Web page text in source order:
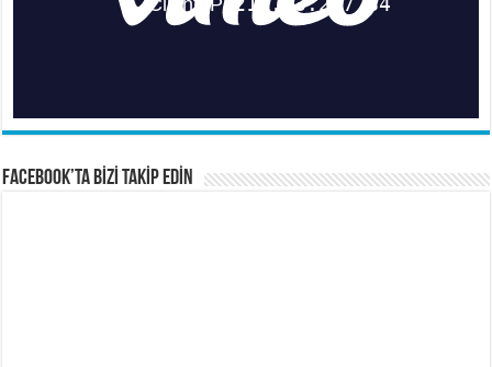
FACEBOOK’TA BİZİ TAKİP EDİN